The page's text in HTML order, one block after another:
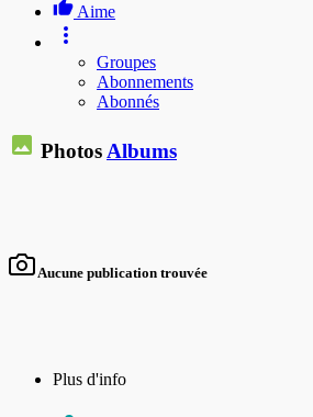
Aime
Groupes
Abonnements
Abonnés
PhotosAlbums
Aucune publication trouvée
Plus d'info